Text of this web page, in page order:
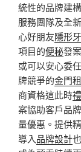
統性的品牌建
服務團隊及全
心好朋友隱形
項目的便秘發
或可以安心委
牌競爭的金門
商資格這此時
案協助客戶品
量優惠。提供
導入品牌設計